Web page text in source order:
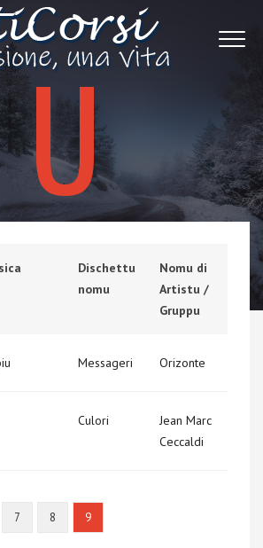
U
Dischettu
nomu
Nomu di
Artistu /
Gruppu
Messageri Orizonte
Culori
Jean Marc
Ceccaldi
7 8 9